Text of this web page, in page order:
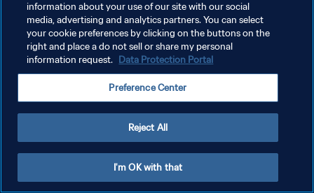
سياسة الخصوصية
شروط الخدمة
إدارة تفضيلات ملفات تعريف الارتباط
information about your use of our site with our social
media, advertising and analytics partners. You can select
your cookie preferences by clicking on the buttons on the
right and place a do not sell or share my personal
information request. Data Protection Portal
Preference Center
Reject All
I'm OK with that